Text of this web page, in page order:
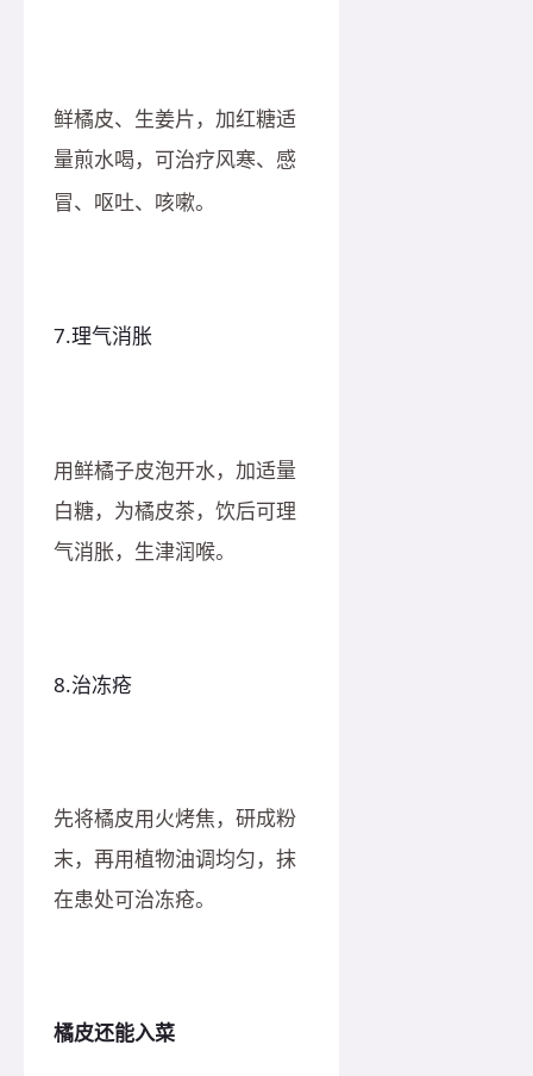
鲜橘皮、生姜片，加红糖适
量煎水喝，可治疗风寒、感
冒、呕吐、咳嗽。
7.理气消胀
用鲜橘子皮泡开水，加适量
白糖，为橘皮茶，饮后可理
气消胀，生津润喉。
8.治冻疮
先将橘皮用火烤焦，研成粉
末，再用植物油调均匀，抹
在患处可治冻疮。
橘皮还能入菜